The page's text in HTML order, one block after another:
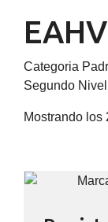
EAHV
Categoria
Segundo
Mostrando los